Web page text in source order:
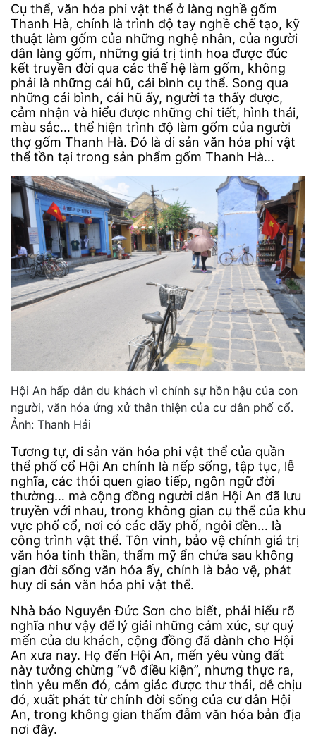
Cụ thể, văn hóa phi vật thể ở làng nghề gốm
Thanh Hà, chính là trình độ tay nghề chế tạo, kỹ
thuật làm gốm của những nghệ nhân, của người
dân làng gốm, những giá trị tinh hoa được đúc
kết truyền đời qua các thế hệ làm gốm, không
phải là những cái hũ, cái bình cụ thể. Song qua
những cái bình, cái hũ ấy, người ta thấy được,
cảm nhận và hiểu được những chi tiết, hình thái,
màu sắc… thể hiện trình độ làm gốm của người
thợ gốm Thanh Hà. Đó là di sản văn hóa phi vật
thể tồn tại trong sản phẩm gốm Thanh Hà…
Hội An hấp dẫn du khách vì chính sự hồn hậu của con
người, văn hóa ứng xử thân thiện của cư dân phố cổ.
Ảnh: Thanh Hải
Tương tự, di sản văn hóa phi vật thể của quần
thể phố cổ Hội An chính là nếp sống, tập tục, lễ
nghĩa, các thói quen giao tiếp, ngôn ngữ đời
thường… mà cộng đồng người dân Hội An đã lưu
truyền với nhau, trong không gian cụ thể của khu
vực phố cổ, nơi có các dãy phố, ngôi đền… là
công trình vật thể. Tôn vinh, bảo vệ chính giá trị
văn hóa tinh thần, thẩm mỹ ẩn chứa sau không
gian đời sống văn hóa ấy, chính là bảo vệ, phát
huy di sản văn hóa phi vật thể.
Nhà báo Nguyễn Đức Sơn cho biết, phải hiểu rõ
nghĩa như vậy để lý giải những cảm xúc, sự quý
mến của du khách, cộng đồng đã dành cho Hội
An xưa nay. Họ đến Hội An, mến yêu vùng đất
này tưởng chừng “vô điều kiện”, nhưng thực ra,
tình yêu mến đó, cảm giác được thư thái, dễ chịu
đó, xuất phát từ chính đời sống của cư dân Hội
An, trong không gian thấm đẫm văn hóa bản địa
nơi đây.